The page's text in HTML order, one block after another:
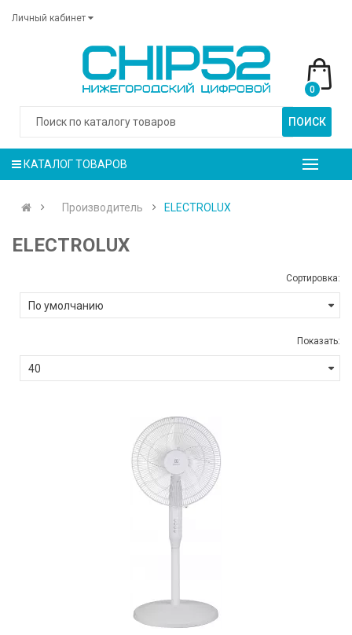
Личный кабинет
ПОИСК
0
КАТАЛОГ ТОВАРОВ
Производитель ELECTROLUX
ELECTROLUX
Сортировка:
Показать: